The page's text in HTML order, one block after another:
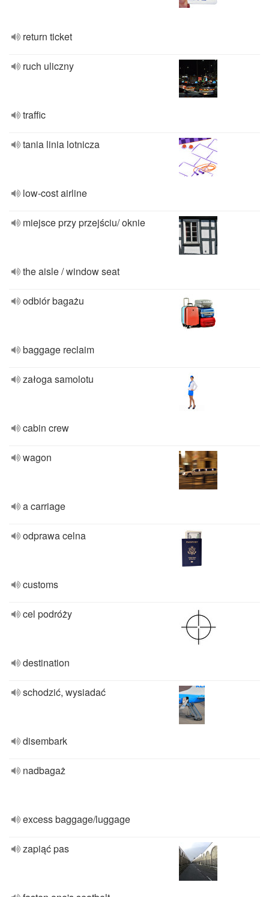
return ticket
ruch uliczny
traffic
tania linia lotnicza
low-cost airline
miejsce przy przejściu/ oknie
the aisle / window seat
odbiór bagażu
baggage reclaim
załoga samolotu
cabin crew
wagon
a carriage
odprawa celna
customs
cel podróży
destination
schodzić, wysiadać
disembark
nadbagaż
excess baggage/luggage
zapiąć pas